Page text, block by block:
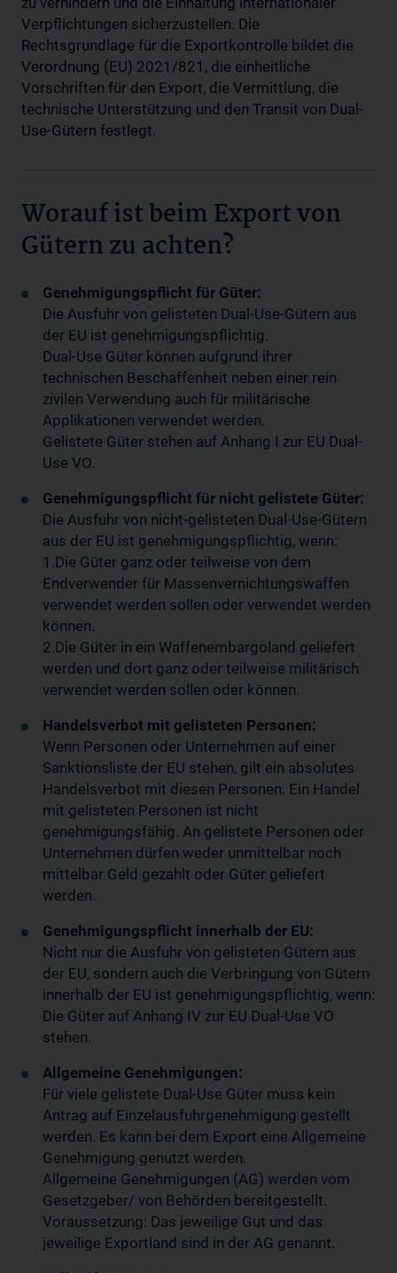
Verpflichtungen sicherzustellen. Die
Rechtsgrundlage für die Exportkontrolle bildet die
Verordnung (EU) 2021/821, die einheitliche
Vorschriften für den Export, die Vermittlung, die
technische Unterstützung und den Transit von Dual-
Use-Gütern festlegt.
Worauf ist beim Export von
Gütern zu achten?
Genehmigungspflicht für Güter:
Die Ausfuhr von gelisteten Dual-Use-Gütern aus
der EU ist genehmigungspflichtig.
Dual-Use Güter können aufgrund ihrer
technischen Beschaffenheit neben einer rein
zivilen Verwendung auch für militärische
Applikationen verwendet werden.
Gelistete Güter stehen auf Anhang I zur EU Dual-
Use VO.
Genehmigungspflicht für nicht gelistete Güter:
Die Ausfuhr von nicht-gelisteten Dual-Use-Gütern
aus der EU ist genehmigungspflichtig, wenn:
1.Die Güter ganz oder teilweise von dem
Endverwender für Massenvernichtungswaffen
verwendet werden sollen oder verwendet werden
können.
2.Die Güter in ein Waffenembargoland geliefert
werden und dort ganz oder teilweise militärisch
verwendet werden sollen oder können.
Handelsverbot mit gelisteten Personen:
Wenn Personen oder Unternehmen auf einer
Sanktionsliste der EU stehen, gilt ein absolutes
Handelsverbot mit diesen Personen. Ein Handel
mit gelisteten Personen ist nicht
genehmigungsfähig. An gelistete Personen oder
Unternehmen dürfen weder unmittelbar noch
mittelbar Geld gezahlt oder Güter geliefert
werden.
Genehmigungspflicht innerhalb der EU:
Nicht nur die Ausfuhr von gelisteten Gütern aus
der EU, sondern auch die Verbringung von Gütern
innerhalb der EU ist genehmigungspflichtig, wenn:
Die Güter auf Anhang IV zur EU Dual-Use VO
stehen.
Allgemeine Genehmigungen:
Für viele gelistete Dual-Use Güter muss kein
Antrag auf Einzelausfuhrgenehmigung gestellt
werden. Es kann bei dem Export eine Allgemeine
Genehmigung genutzt werden.
Allgemeine Genehmigungen (AG) werden vom
Gesetzgeber/ von Behörden bereitgestellt.
Voraussetzung: Das jeweilige Gut und das
jeweilige Exportland sind in der AG genannt.